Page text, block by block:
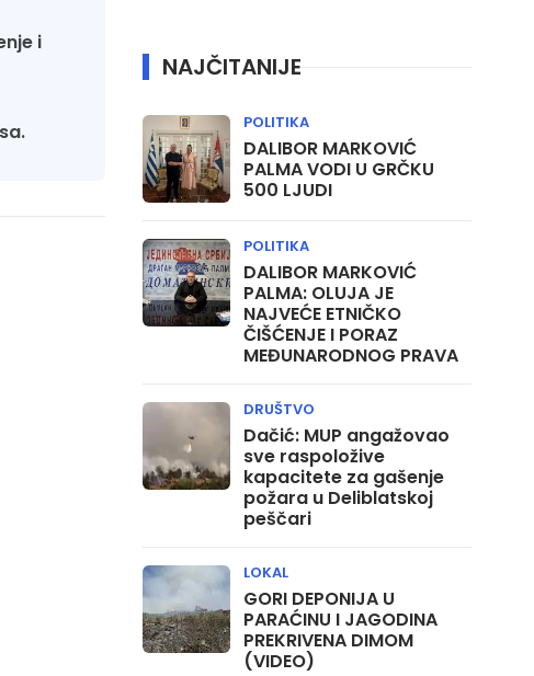
i
NAJČITANIJE
DALIBOR MARKOVIĆ
PALMA VODI U GRČKU
500 LJUDI
POLITIKA
DALIBOR MARKOVIĆ
PALMA: OLUJA JE
NAJVEĆE ETNIČKO
ČIŠĆENJE I PORAZ
MEĐUNARODNOG PRAVA
POLITIKA
Dačić: MUP angažovao
sve raspoložive
kapacitete za gašenje
požara u Deliblatskoj
peščari
DRUŠTVO
GORI DEPONIJA U
PARAĆINU I JAGODINA
PREKRIVENA DIMOM
(VIDEO)
LOKAL